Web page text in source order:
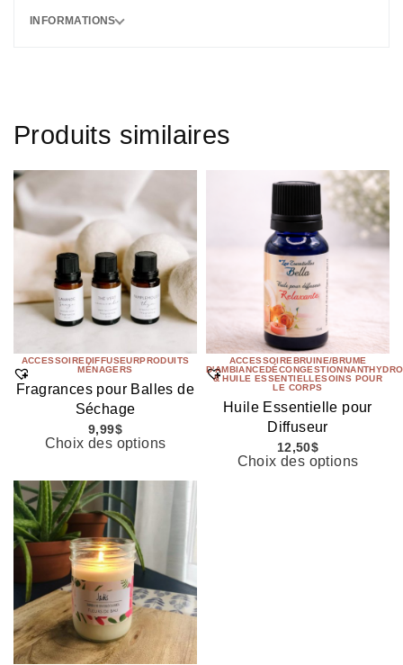
INFORMATIONS
Produits similaires
ACCESSOIREDIFFUSEURPRODUITS
MÉNAGERS
Fragrances pour Balles de
Séchage
9,99$
Choix des options
ACCESSOIREBRUINE/BRUME
D'AMBIANCEDÉCONGESTIONNANT
& HUILE ESSENTIELLESOINS POUR
LE CORPS
Huile Essentielle pour
Diffuseur
12,50$
Choix des options